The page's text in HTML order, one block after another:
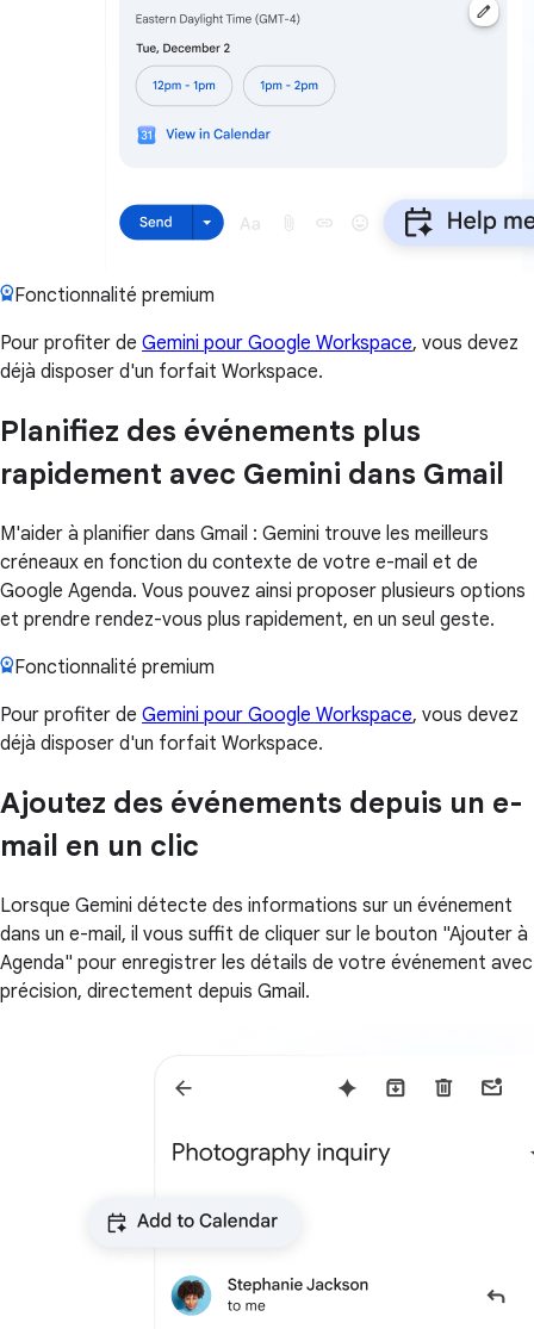
Fonctionnalité premium
Pour profiter de Gemini pour Google Workspace, vous devez
déjà disposer d'un forfait Workspace.
Planifiez des événements plus
rapidement avec Gemini dans Gmail
M'aider à planifier dans Gmail : Gemini trouve les meilleurs
créneaux en fonction du contexte de votre e-mail et de
Google Agenda. Vous pouvez ainsi proposer plusieurs options
et prendre rendez-vous plus rapidement, en un seul geste.
Fonctionnalité premium
Pour profiter de Gemini pour Google Workspace, vous devez
déjà disposer d'un forfait Workspace.
Ajoutez des événements depuis un e-
mail en un clic
Lorsque Gemini détecte des informations sur un événement
dans un e-mail, il vous suffit de cliquer sur le bouton "Ajouter à
Agenda" pour enregistrer les détails de votre événement avec
précision, directement depuis Gmail.